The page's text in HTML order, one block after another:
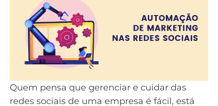
Quem pensa que gerenciar e cuidar das
redes sociais de uma empresa é fácil, está